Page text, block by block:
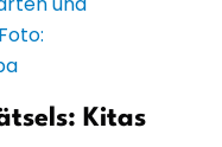
Kitas